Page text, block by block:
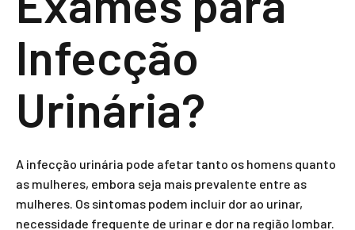
Infecção
Urinária?
A infecção urinária pode afetar tanto os homens quanto
as mulheres, embora seja mais prevalente entre as
mulheres. Os sintomas podem incluir dor ao urinar,
necessidade frequente de urinar e dor na região lombar.